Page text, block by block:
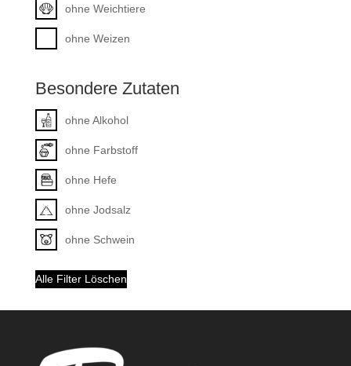
ohne Weichtiere
ohne Weizen
Besondere Zutaten
ohne Alkohol
ohne Farbstoff
ohne Hefe
ohne Jodsalz
ohne Schwein
Alle Filter Löschen